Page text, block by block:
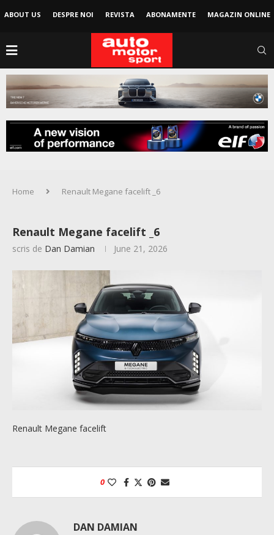
ABOUT US DESPRE NOI REVISTA ABONAMENTE MAGAZIN ONLINE
Home Renault Megane facelift _6
Renault Megane facelift _6
scris de Dan Damian June 21, 2026
Renault Megane facelift
0
DAN DAMIAN